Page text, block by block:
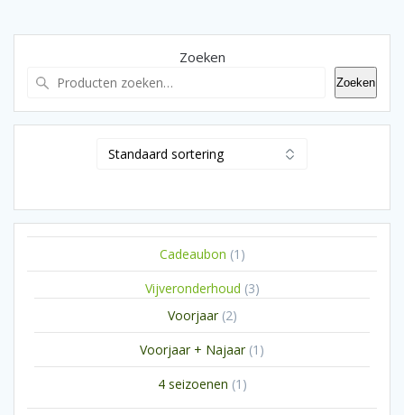
Zoeken
Zoeken
Cadeaubon 1 1
product
Vijveronderhoud 33
Voorjaar 22
producten
Voorjaar + Najaar 1 1
product
4 seizoenen 1 1